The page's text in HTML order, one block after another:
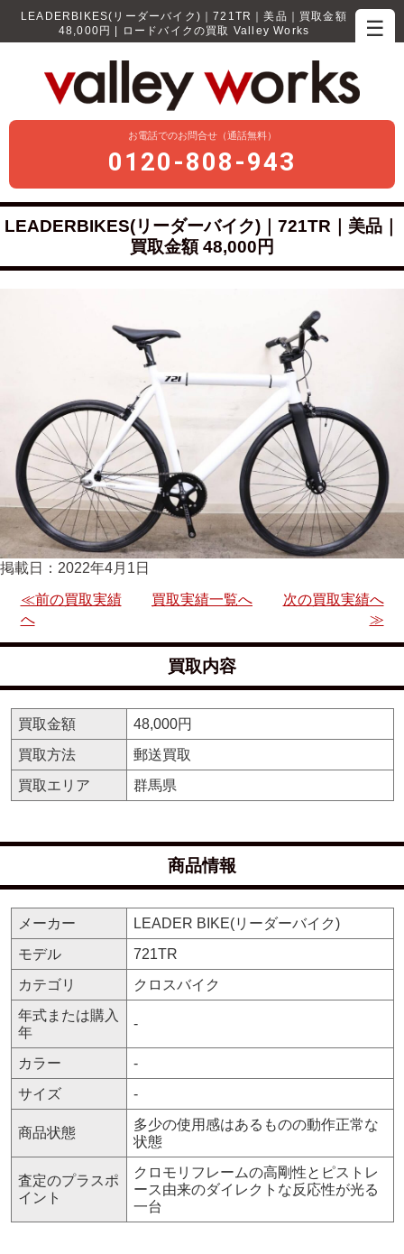
☰
LEADERBIKES(リーダーバイク)｜721TR｜美品｜買取金額
48,000円 | ロードバイクの買取 Valley Works
お電話でのお問合せ（通話無料）
0120-808-943
LEADERBIKES(リーダーバイク)｜721TR｜美品｜
買取金額 48,000円
掲載日：2022年4月1日
≪前の買取実績
へ
買取実績一覧へ
次の買取実績へ
≫
買取内容
買取金額
48,000円
買取方法
郵送買取
買取エリア
群馬県
商品情報
メーカー
LEADER BIKE(リーダーバイク)
モデル
721TR
カテゴリ
クロスバイク
年式または購入
年
-
カラー
-
サイズ
-
商品状態
多少の使用感はあるものの動作正常な
状態
査定のプラスポ
イント
クロモリフレームの高剛性とピストレ
ース由来のダイレクトな反応性が光る
一台